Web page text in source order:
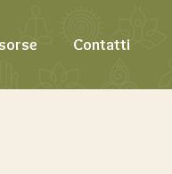
Contatti